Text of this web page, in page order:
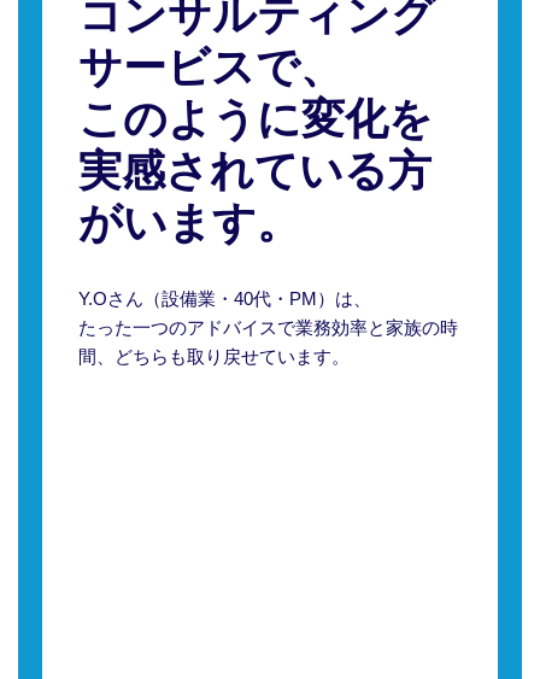
コンサルティング
サービスで、
このように変化を
実感されている方
がいます。
Y.Oさん（設備業・40代・PM）は、
たった一つのアドバイスで業務効率と家族の時
間、どちらも取り戻せています。